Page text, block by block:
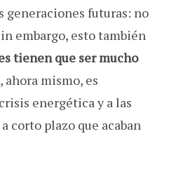
generaciones futuras: no
embargo, esto también
tienen que ser mucho
ahora mismo, es
energética y a las
corto plazo que acaban